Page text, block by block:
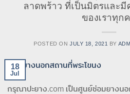
ลาดพร้าว ที่เป็นมิตรและ
ของเราทุก
POSTED ON JULY 18, 2021 BY
18
Jul
กรุณาปะยาง.com เป็นศูนย์ซ่อมยางน